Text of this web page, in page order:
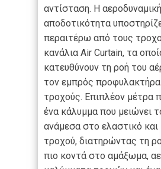
αντίσταση. Η αεροδυναμική
αποδοτικότητα
περαιτέρω από τους
κανάλια Air Curtain, τα
κατευθύνουν τη ροή του
τον εμπρός προφυλακτήρα
τροχούς. Επιπλέον μέτρα
ένα κάλυμμα που μειώνει
ανάμεσα στο ελαστικό
τροχού, διατηρώντας τη
πιο κοντά στο αμάξωμα,